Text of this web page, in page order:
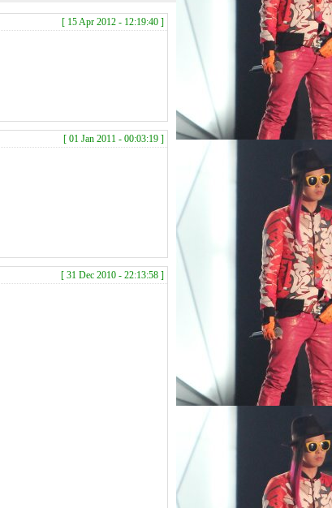
[ 15 Apr 2012 - 12:19:40 ]
[ 01 Jan 2011 - 00:03:19 ]
[ 31 Dec 2010 - 22:13:58 ]